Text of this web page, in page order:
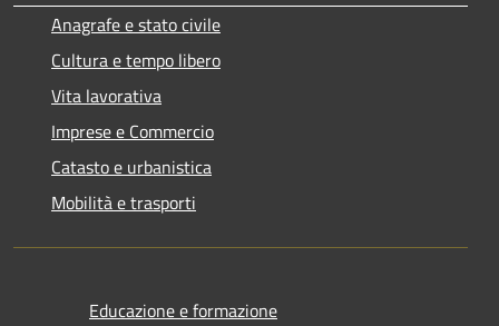
Anagrafe e stato civile
Cultura e tempo libero
Vita lavorativa
Imprese e Commercio
Catasto e urbanistica
Mobilità e trasporti
Educazione e formazione